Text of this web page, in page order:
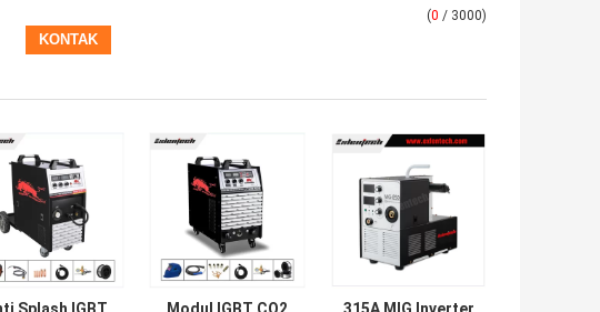
(0 / 3000)